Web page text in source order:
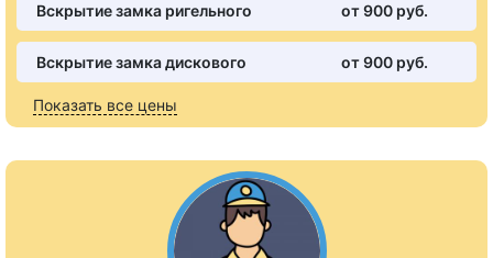
Вскрытие замка ригельного от 900 pуб.
Вскрытие замка дискового от 900 pуб.
Показать все цены